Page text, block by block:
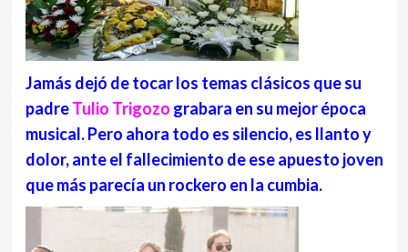
Jamás dejó de tocar los temas clásicos que su
padreTulio Trigozo grabara en su mejor época
musical. Pero ahora todo es silencio, es llanto y
dolor, ante el fallecimiento de ese apuesto joven
que más parecía un rockero en la cumbia.